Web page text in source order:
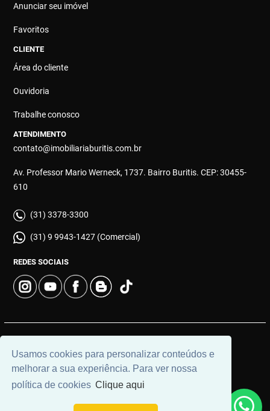
Usamos cookies para personalizar conteúdos e
melhorar a sua experiência. Para ver nossa
política de cookies Clique aqui
Anunciar seu imóvel
Favoritos
CLIENTE
Área do cliente
Ouvidoria
Trabalhe conosco
ATENDIMENTO
contato@imobiliariaburitis.com.br
Av. Professor Mario Werneck, 1737. Bairro Buritis. CEP: 30455-
610
(31) 3378-3300
(31) 9 9943-1427 (Comercial)
REDES SOCIAIS
Universal Software.